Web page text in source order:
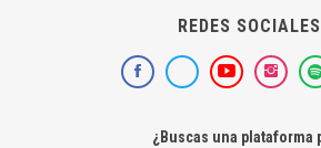
REDES SOCIALES
¿Buscas una plataforma